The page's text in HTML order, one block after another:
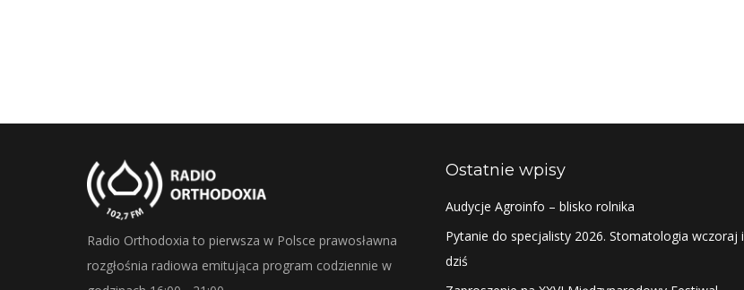
Radio Orthodoxia to pierwsza w Polsce prawosławna
rozgłośnia radiowa emitująca program codziennie w
Ostatnie wpisy
Audycje Agroinfo – blisko rolnika
Pytanie do specjalisty 2026. Stomatologia wczoraj i
dziś